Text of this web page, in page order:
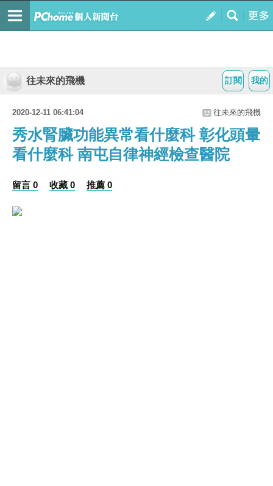
我的
訂閱
往未來的飛機
2020-12-11 06:41:04 往未來的飛機
秀水腎臟功能異常看什麼科 彰化頭暈
看什麼科 南屯自律神經檢查醫院
留言 0 收藏 0 推薦 0